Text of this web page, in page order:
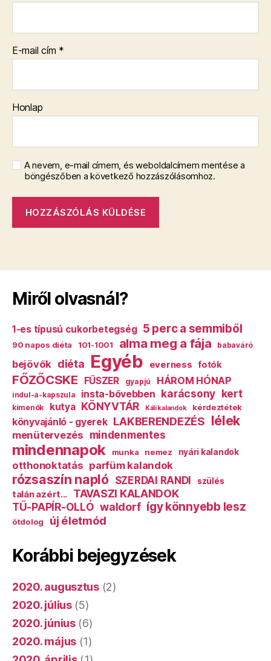
E-mail cím *
Honlap
A nevem, e-mail címem, és weboldalcímem mentése a
böngészőben a következő hozzászólásomhoz.
Miről olvasnál?
1-es típusú cukorbetegség 5 perc a semmiből
90 napos diéta 101-1001 alma meg a fája babaváró
bejövők diéta Egyéb everness fotók
FŐZŐCSKE FŰSZER gyapjú HÁROM HÓNAP
indul-a-kapszula insta-bővebben karácsony kert
kimenők kutya KÖNYVTÁR Káli kalandok kérdeztétek
könyvajánló - gyerek LAKBERENDEZÉS lélek
menütervezés mindenmentes
mindennapok munka nemez nyári kalandok
otthonoktatás parfüm kalandok
rózsaszín napló SZERDAI RANDI szülés
talán azért...
TAVASZI KALANDOK
TŰ-PAPÍR-OLLÓ waldorf így könnyebb lesz
ötdolog új életmód
Korábbi bejegyzések
2020. augusztus(2)
2020. július(5)
2020. június(6)
2020. május (1)